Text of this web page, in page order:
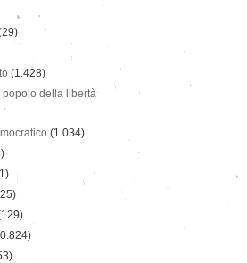
(1.428)
popolo della libertà
(1.034)